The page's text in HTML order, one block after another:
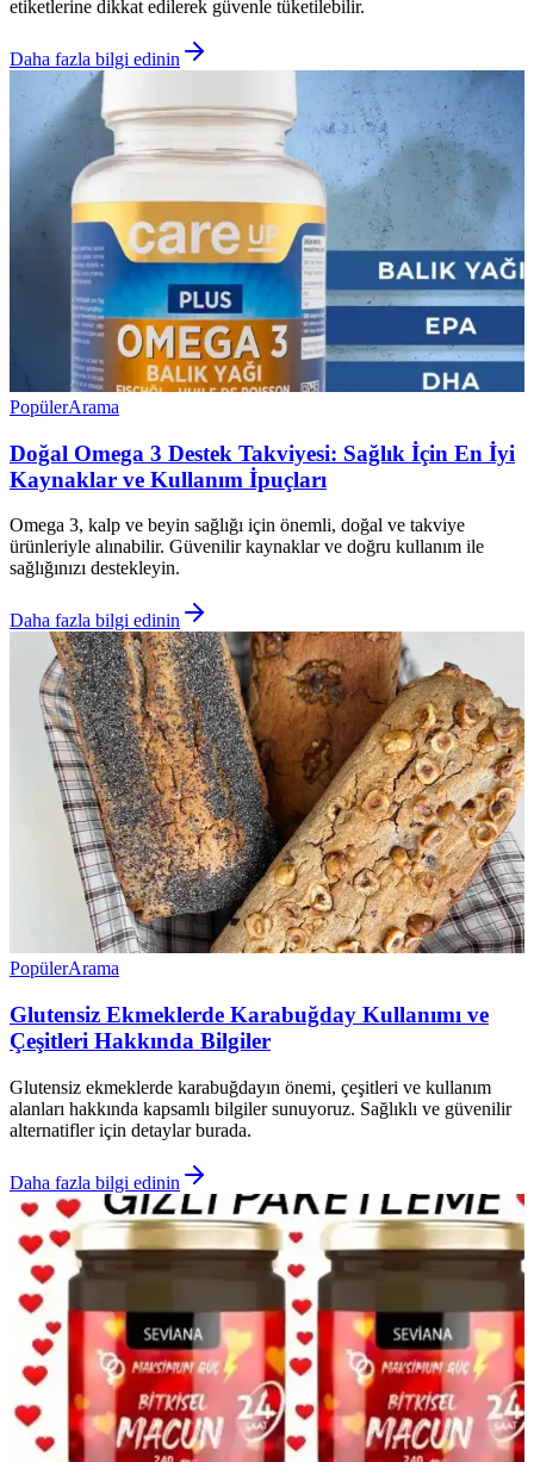
etiketlerine dikkat edilerek güvenle tüketilebilir.
Daha fazla bilgi edinin
PopülerArama
Doğal Omega 3 Destek Takviyesi: Sağlık İçin En İyi
Kaynaklar ve Kullanım İpuçları
Omega 3, kalp ve beyin sağlığı için önemli, doğal ve takviye
ürünleriyle alınabilir. Güvenilir kaynaklar ve doğru kullanım ile
sağlığınızı destekleyin.
Daha fazla bilgi edinin
PopülerArama
Glutensiz Ekmeklerde Karabuğday Kullanımı ve
Çeşitleri Hakkında Bilgiler
Glutensiz ekmeklerde karabuğdayın önemi, çeşitleri ve kullanım
alanları hakkında kapsamlı bilgiler sunuyoruz. Sağlıklı ve güvenilir
alternatifler için detaylar burada.
Daha fazla bilgi edinin